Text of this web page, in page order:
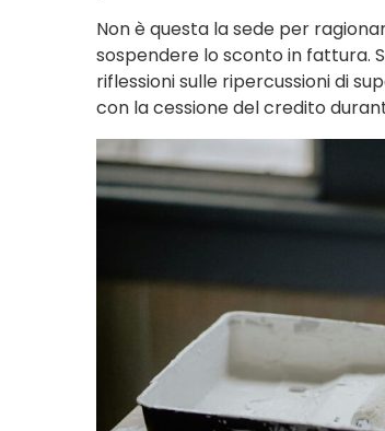
Non è questa la sede per
sospendere lo sconto in fattura.
riflessioni sulle ripercussioni di
con la cessione del credito